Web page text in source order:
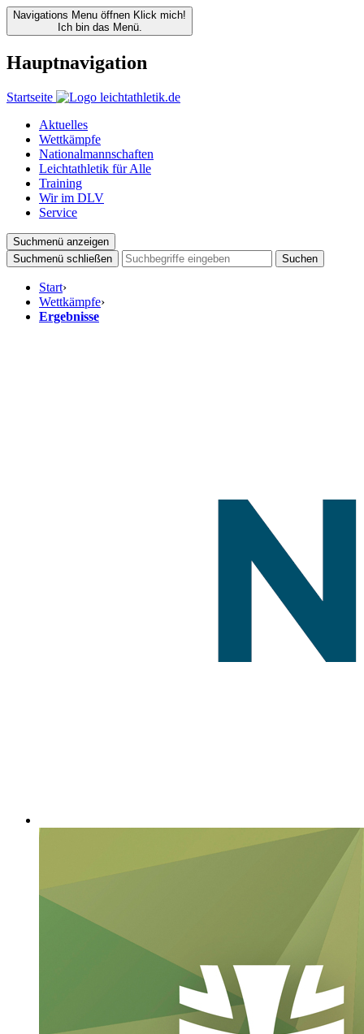
Navigations Menu öffnen Klick mich!
Ich bin das Menü.
Hauptnavigation
Startseite
Aktuelles
Wettkämpfe
Nationalmannschaften
Leichtathletik für Alle
Training
Wir im DLV
Service
Suchmenü anzeigen
Suchmenü schließen
Suchen
Start›
Wettkämpfe›
Ergebnisse